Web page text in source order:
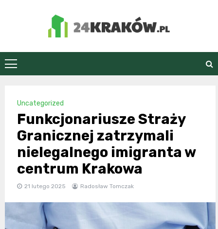
24Kraków.pl
Uncategorized
Funkcjonariusze Straży
Granicznej zatrzymali
nielegalnego imigranta w
centrum Krakowa
21 lutego 2025 Radosław Tomczak